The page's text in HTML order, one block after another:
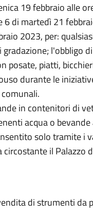
19 febbraio alle
di martedì 21
2023, per:
l'obbligo
posate, piatti,
durante le
in contenitori di
acqua o
solo tramite i
il Palazzo
di strumenti da